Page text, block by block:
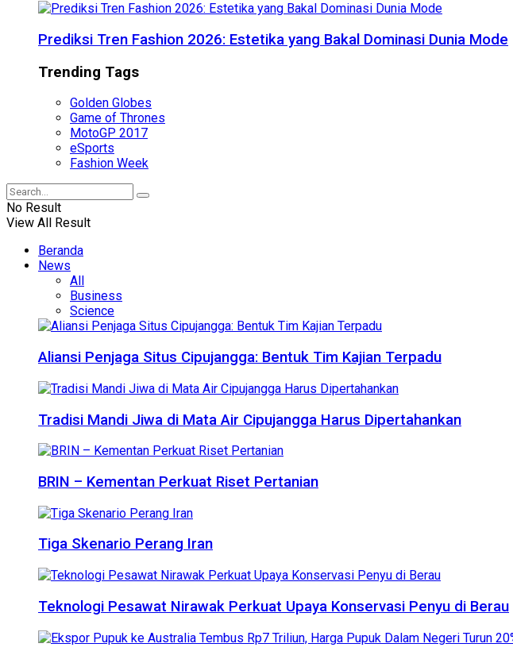
Prediksi Tren Fashion 2026: Estetika yang Bakal Dominasi Dunia Mode
Trending Tags
Golden Globes
Game of Thrones
MotoGP 2017
eSports
Fashion Week
No Result
View All Result
Beranda
News
All
Business
Science
Aliansi Penjaga Situs Cipujangga: Bentuk Tim Kajian Terpadu
Tradisi Mandi Jiwa di Mata Air Cipujangga Harus Dipertahankan
BRIN – Kementan Perkuat Riset Pertanian
Tiga Skenario Perang Iran
Teknologi Pesawat Nirawak Perkuat Upaya Konservasi Penyu di Berau